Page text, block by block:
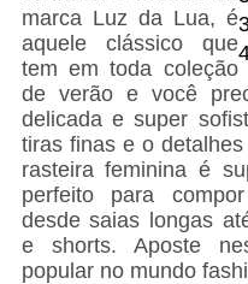
marca Luz da Lua, é
aquele clássico que
tem em toda coleção
de verão e você
delicada e super
tiras finas e o
rasteira feminina é
perfeito para
desde saias longas
e shorts. Aposte
popular no mundo